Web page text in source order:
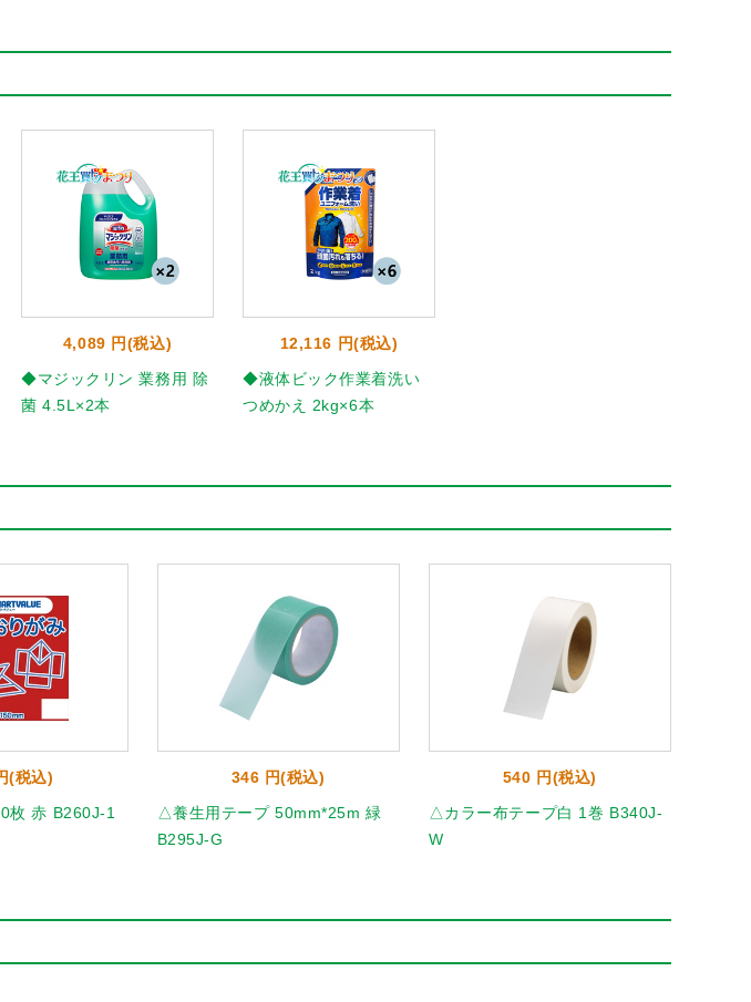
4,089 円(税込)
◆マジックリン 業務用 除
菌 4.5L×2本
12,116 円(税込)
◆液体ビック作業着洗い
つめかえ 2kg×6本
(税込)
枚 赤 B260J-1
346 円(税込)
△養生用テープ 50mm*25m 緑
B295J-G
540 円(税込)
△カラー布テープ白 1巻 B340J-
W